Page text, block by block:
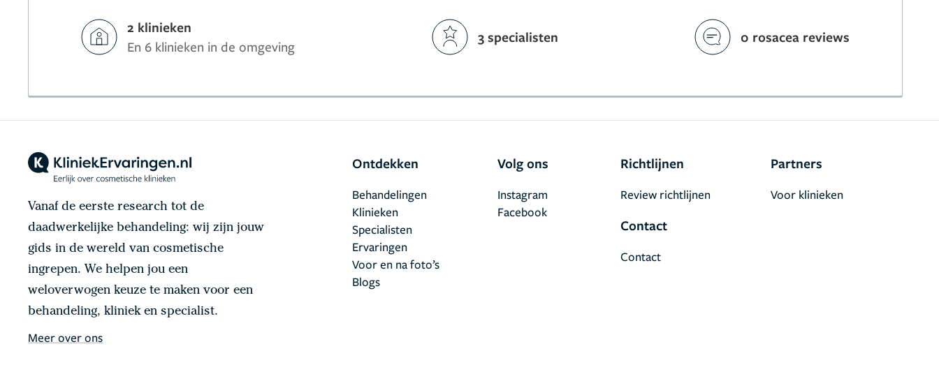
2 klinieken
En 6 klinieken in de omgeving
3 specialisten 0 rosacea reviews
Vanaf de eerste research tot de
daadwerkelijke behandeling: wij zijn jouw
gids in de wereld van cosmetische
ingrepen. We helpen jou een
weloverwogen keuze te maken voor een
behandeling, kliniek en specialist.
Meer over ons
Ontdekken
Behandelingen
Klinieken
Specialisten
Ervaringen
Voor en na foto’s
Blogs
Volg ons
Facebook
Instagram
Richtlijnen
Review richtlijnen
Contact
Contact
Partners
Voor klinieken